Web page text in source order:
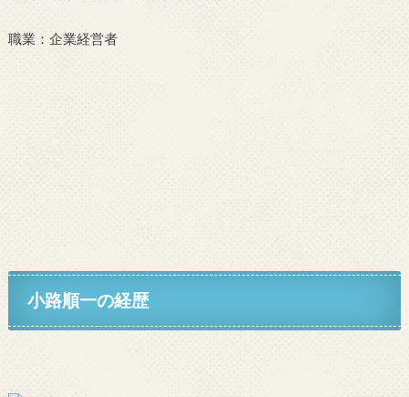
職業：企業経営者
小路順一の経歴